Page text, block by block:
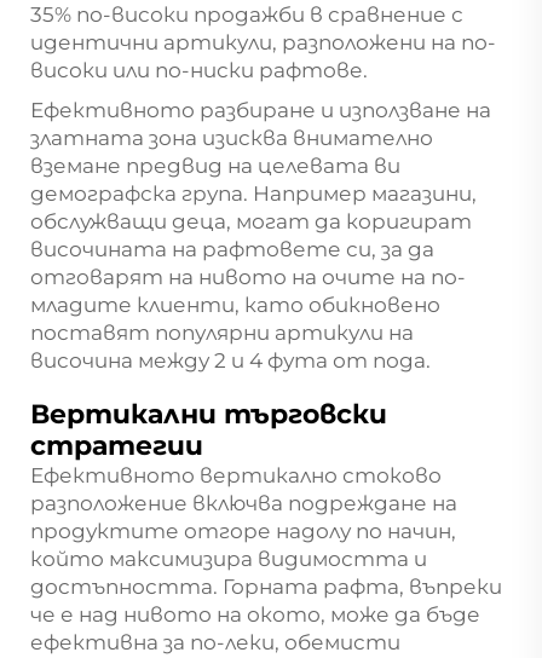
35% по-високи продажби в сравнение с
идентични артикули, разположени на по-
високи или по-ниски рафтове.
Ефективното разбиране и използване на
златната зона изисква внимателно
вземане предвид на целевата ви
демографска група. Например магазини,
обслужващи деца, могат да коригират
височината на рафтовете си, за да
отговарят на нивото на очите на по-
младите клиенти, като обикновено
поставят популярни артикули на
височина между 2 и 4 фута от пода.
Вертикални търговски
стратегии
Ефективното вертикално стоково
разположение включва подреждане на
продуктите отгоре надолу по начин,
който максимизира видимостта и
достъпността. Горната рафта, въпреки
че е над нивото на окото, може да бъде
ефективна за по-леки, обемисти